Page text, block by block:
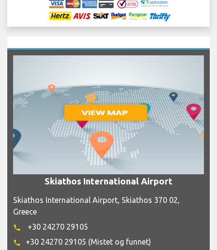
Skiathos International Airport
Skiathos International Airport, Skiathos 370 02,
Greece
phone +30 24270 29105
phone
+30 24270 29105 (Mistet og funnet)